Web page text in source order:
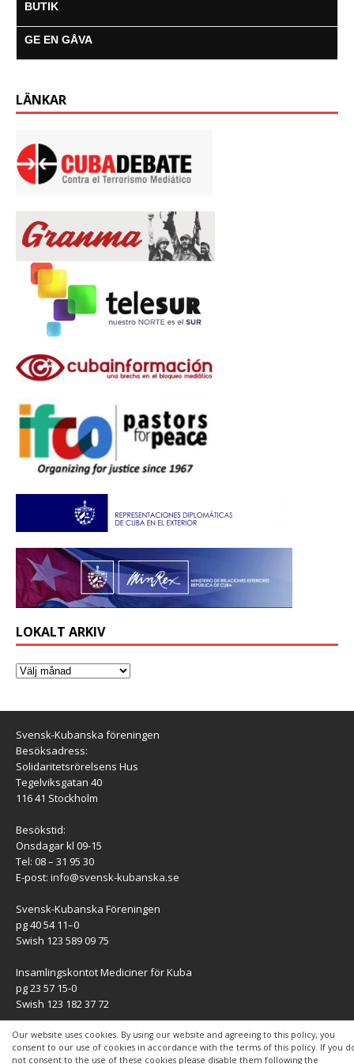
Our website uses cookies. By using our website and agreeing to this policy, you
consent to our use of cookies in accordance with the terms of this policy. If you
not consent to the use of these cookies please disable them following the
BUTIK
GE EN GÅVA
LÄNKAR
LOKALT ARKIV
Svensk-Kubanska föreningen
Besöksadress:
Solidaritetsrörelsens Hus
Tegelviksgatan 40
116 41 Stockholm
Besökstid:
Onsdagar kl 09-15
Tel: 08 – 31 95 30
E-post: info@svensk-kubanska.se
Svensk-Kubanska Föreningen
pg 40 54 11–0
Swish 123 589 09 75
Insamlingskontot Mediciner för Kuba
pg 23 57 15-0
Swish 123 182 37 72
KONTAKT